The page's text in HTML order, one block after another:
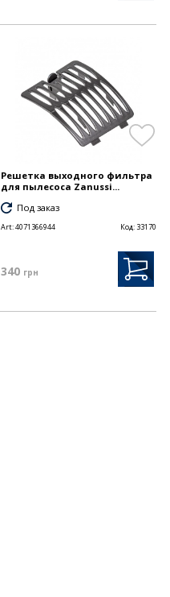
Решетка выходного фильтра
для пылесоса Zanussi...
Под заказ
Art:4071366944 Код: 33170
340 грн